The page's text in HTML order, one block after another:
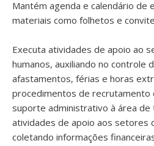
Mantém agenda e calendário de
materiais como folhetos e
Executa atividades de apoio ao
humanos, auxiliando no controle
afastamentos, férias e horas
procedimentos de recrutamento
suporte administrativo à área de
atividades de apoio aos setores
coletando informações